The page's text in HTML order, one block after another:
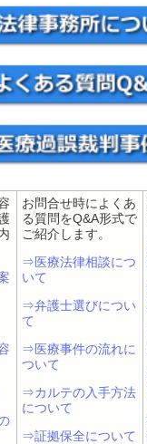
お問合せ時によくあ
る質問をQ&A形式で
ご紹介します。
⇒医療法律相談につ
いて
⇒弁護士選びについ
て
⇒医療事件の流れに
ついて
⇒カルテの入手方法
について
⇒証拠保全について